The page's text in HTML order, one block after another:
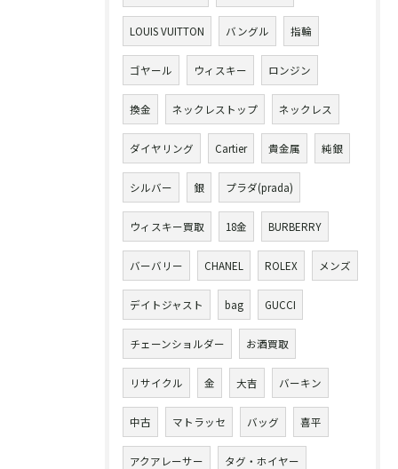
LOUIS VUITTON バングル 指輪
ゴヤール ウィスキー ロンジン
換金 ネックレストップ ネックレス
ダイヤリング Cartier 貴金属 純銀
シルバー 銀 プラダ(prada)
ウィスキー買取 18金 BURBERRY
バーバリー CHANEL ROLEX メンズ
デイトジャスト bag GUCCI
チェーンショルダー お酒買取
リサイクル 金 大吉 バーキン
中古 マトラッセ バッグ 喜平
アクアレーサー タグ・ホイヤー